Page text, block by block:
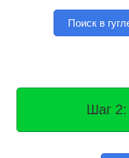
Поиск в
Шаг 2: